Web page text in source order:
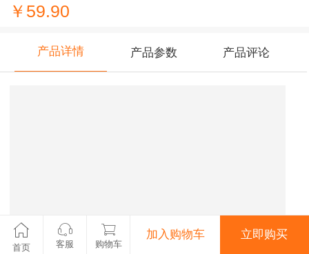
￥59.90
产品详情 产品参数 产品评论
首页 客服 购物车
加入购物车 立即购买